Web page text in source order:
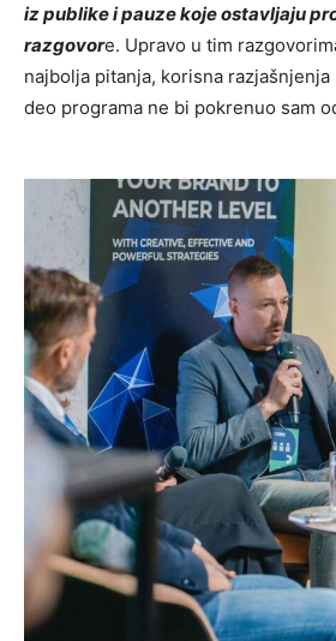
iz publike i pauze koje ostavljaju
razgovore. Upravo u tim
najbolja pitanja, korisna
deo programa ne bi pokrenuo sam